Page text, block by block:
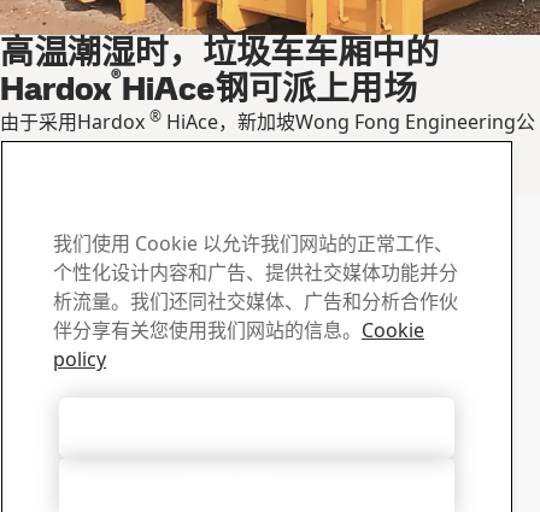
高温潮湿时，垃圾车车厢中的
Hardox®HiAce钢可派上用场
由于采用Hardox ® HiAce，新加坡Wong Fong Engineering公
司制造的垃圾车车厢能承受酸性载荷的腐蚀和磨损。
如有任何问题或疑问 , 请
与我们联系
下载中心
我们使用 Cookie 以允许我们网站的正常工作、
个性化设计内容和广告、提供社交媒体功能并分
析流量。我们还同社交媒体、广告和分析合作伙
伴分享有关您使用我们网站的信息。 Cookie
policy